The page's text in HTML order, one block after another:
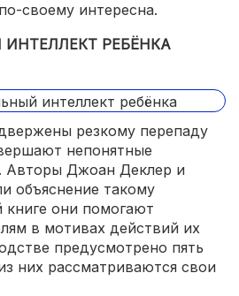
своему интересна.
РЕБЁНКА
резкому перепаду
непонятные
Авторы Джоан Деклер и
объяснение такому
они помогают
в мотивах действий их
предусмотрено пять
них рассматриваются свои